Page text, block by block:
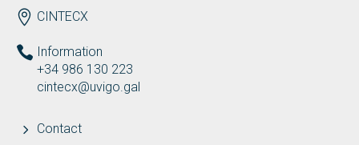
ENDEREZO EN
CINTECX
Information
+34 986 130 223
cintecx@uvigo.gal
Contact